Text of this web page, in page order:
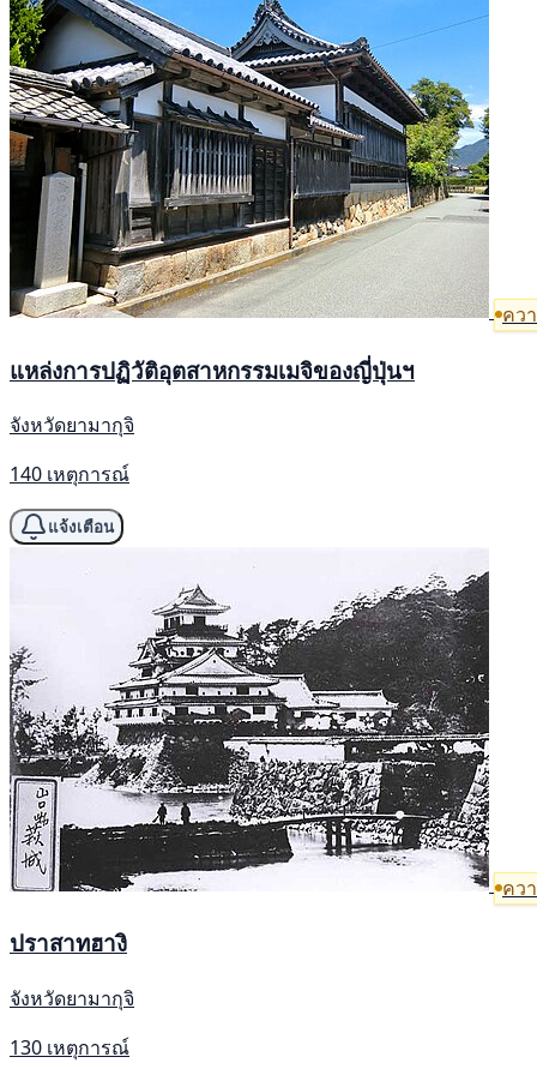
คว
แหล่งการปฏิวัติอุตสาหกรรมเมจิของญี่ปุ่นฯ
จังหวัดยามากุจิ
140 เหตุการณ์
แจ้งเตือน
คว
ปราสาทฮางิ
จังหวัดยามากุจิ
130 เหตุการณ์